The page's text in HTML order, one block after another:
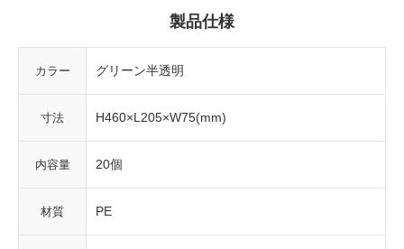
製品仕様
カラー グリーン半透明
寸法 H460×L205×W75(mm)
内容量 20個
材質 PE